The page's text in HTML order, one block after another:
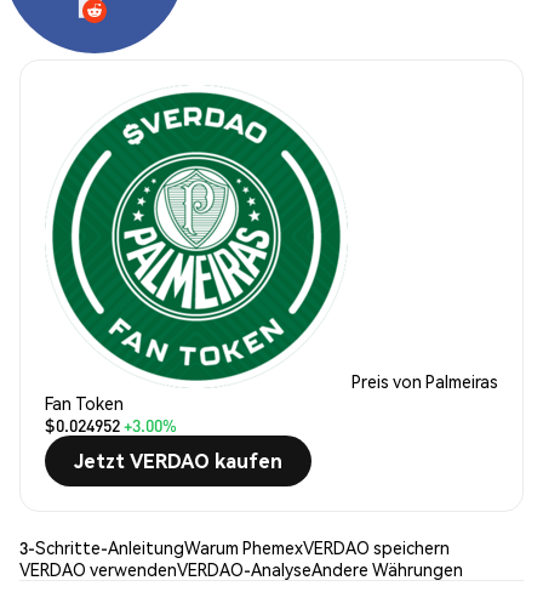
Preis von Palmeiras
Fan Token
$0.024952+3.00%
Jetzt VERDAO kaufen
3-Schritte-AnleitungWarum PhemexVERDAO speichern
VERDAO verwendenVERDAO-AnalyseAndere Währungen